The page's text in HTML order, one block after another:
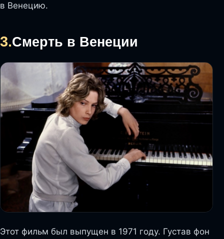
в Венецию.
3.Смерть в Венеции
Этот фильм был выпущен в 1971 году. Густав фон